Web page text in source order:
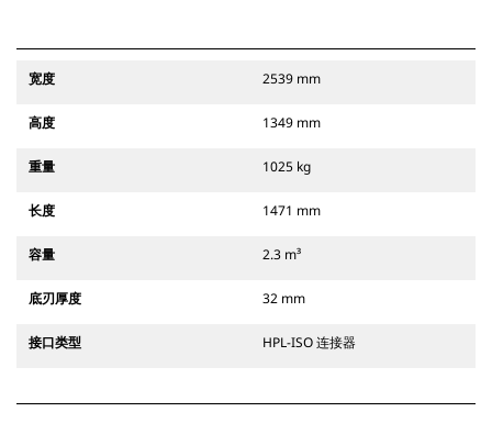
宽度 2539 mm
高度 1349 mm
重量 1025 kg
长度 1471 mm
容量 2.3 m³
底刃厚度 32 mm
接口类型 HPL-ISO 连接器